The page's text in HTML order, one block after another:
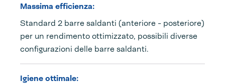
Massima efficienza:
Standard 2 barre saldanti (anteriore - posteriore)
per un rendimento ottimizzato, possibili diverse
configurazioni delle barre saldanti.
Igiene ottimale: